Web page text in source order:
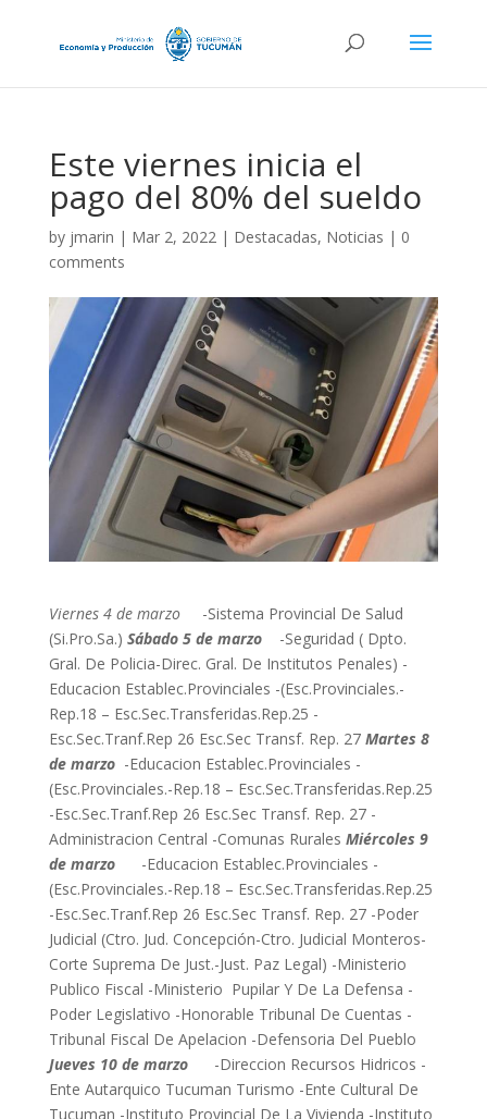
Este viernes inicia el
pago del 80% del sueldo
by jmarin | Mar 2, 2022| Destacadas, Noticias | 0
comments
Viernes 4 de marzo
-Sistema Provincial De Salud
(Si.Pro.Sa.) Sábado 5 de marzo
-Seguridad ( Dpto.
Gral. De Policia-Direc. Gral. De Institutos Penales) -
Educacion Establec.Provinciales -(Esc.Provinciales.-
Rep.18 – Esc.Sec.Transferidas.Rep.25 -
Esc.Sec.Tranf.Rep 26 Esc.Sec Transf. Rep. 27 Martes 8
de marzo -Educacion Establec.Provinciales -
(Esc.Provinciales.-Rep.18 – Esc.Sec.Transferidas.Rep.25
-Esc.Sec.Tranf.Rep 26 Esc.Sec Transf. Rep. 27 -
Administracion Central -Comunas Rurales Miércoles 9
de marzo
-Educacion Establec.Provinciales -
(Esc.Provinciales.-Rep.18 – Esc.Sec.Transferidas.Rep.25
-Esc.Sec.Tranf.Rep 26 Esc.Sec Transf. Rep. 27 -Poder
Judicial (Ctro. Jud. Concepción-Ctro. Judicial Monteros-
Corte Suprema De Just.-Just. Paz Legal) -Ministerio
Publico Fiscal -Ministerio Pupilar Y De La Defensa -
Poder Legislativo -Honorable Tribunal De Cuentas -
Tribunal Fiscal De Apelacion -Defensoria Del Pueblo
Jueves 10 de marzo
-Direccion Recursos Hidricos -
Ente Autarquico Tucuman Turismo -Ente Cultural De
Tucuman -Instituto Provincial De La Vivienda -Instituto